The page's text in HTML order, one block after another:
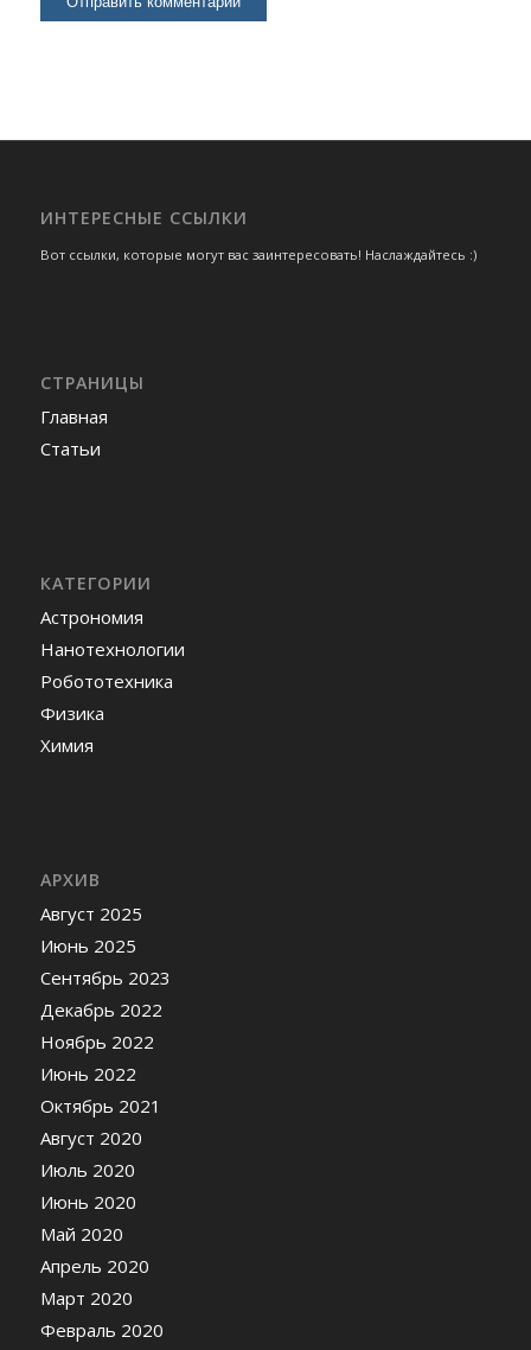
ИНТЕРЕСНЫЕ ССЫЛКИ
Вот ссылки, которые могут вас заинтересовать! Наслаждайтесь :)
СТРАНИЦЫ
Главная
Статьи
КАТЕГОРИИ
Астрономия
Нанотехнологии
Робототехника
Физика
Химия
АРХИВ
Август 2025
Июнь 2025
Сентябрь 2023
Декабрь 2022
Ноябрь 2022
Июнь 2022
Октябрь 2021
Август 2020
Июль 2020
Июнь 2020
Май 2020
Апрель 2020
Март 2020
Февраль 2020